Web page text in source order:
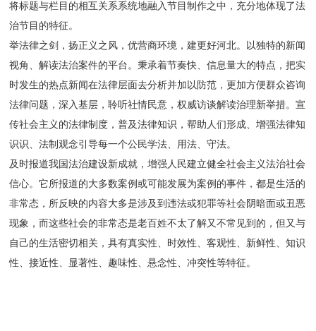
将标题与栏目的相互关系系统地融入节目制作之中，充分地体现了法
治节目的特征。
举法律之剑，扬正义之风，优营商环境，建更好河北。以独特的新闻
视角、解读法治案件的平台。秉承着节奏快、信息量大的特点，把实
时发生的热点新闻在法律层面去分析并加以防范，更加方便群众咨询
法律问题，深入基层，聆听社情民意，权威访谈解读治理新举措。宣
传社会主义的法律制度，普及法律知识，帮助人们形成、增强法律知
识识、法制观念引导每一个公民学法、用法、守法。
及时报道我国法治建设新成就，增强人民建立健全社会主义法治社会
信心。它所报道的大多数案例或可能发展为案例的事件，都是生活的
非常态，所反映的内容大多是涉及到违法或犯罪等社会阴暗面或丑恶
现象，而这些社会的非常态是老百姓不太了解又不常见到的，但又与
自己的生活密切相关，具有真实性、时效性、客观性、新鲜性、知识
性、接近性、显著性、趣味性、悬念性、冲突性等特征。